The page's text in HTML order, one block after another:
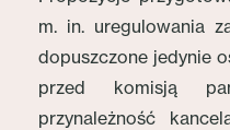
m. in. uregulowania
dopuszczone jedynie
przed komisją
przynależność